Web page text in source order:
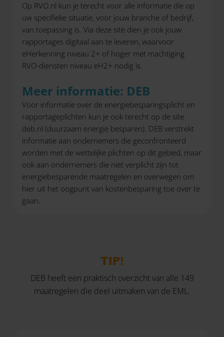
Op RVO.nl kun je terecht voor alle informatie die op
uw specifieke situatie, voor jouw branche of bedrijf,
van toepassing is. Via deze site dien je ook jouw
rapportages digitaal aan te leveren, waarvoor
eHerkenning niveau 2+ of hoger met machtiging
RVO-diensten niveau eH2+ nodig is.
Meer informatie: DEB
Voor informatie over de energiebesparingsplicht en
rapportageplichten kun je ook terecht op de site
deb.nl (duurzaam energie besparen). DEB verstrekt
informatie aan ondernemers die geconfronteerd
worden met de wettelijke plichten op dit gebied, maar
ook aan ondernemers die niet verplicht zijn tot
energiebesparende maatregelen en overwegen om
hier uit het oogpunt van kostenbesparing toe over te
gaan.
TIP!
DEB heeft een praktisch overzicht van alle 149
maatregelen die deel uitmaken van de EML.